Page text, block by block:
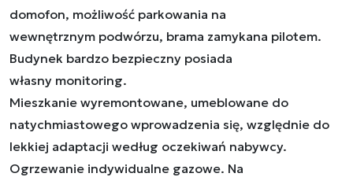
domofon, możliwość parkowania na
wewnętrznym podwórzu, brama zamykana pilotem.
Budynek bardzo bezpieczny posiada
własny monitoring.
Mieszkanie wyremontowane, umeblowane do
natychmiastowego wprowadzenia się, względnie do
lekkiej adaptacji według oczekiwań nabywcy.
Ogrzewanie indywidualne gazowe. Na